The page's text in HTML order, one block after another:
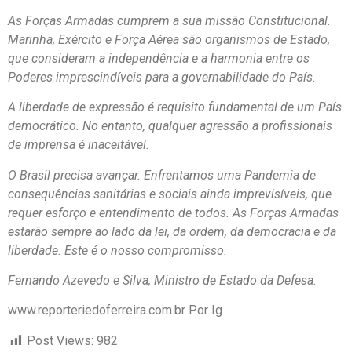
As Forças Armadas cumprem a sua missão Constitucional.
Marinha, Exército e Força Aérea são organismos de Estado,
que consideram a independência e a harmonia entre os
Poderes imprescindíveis para a governabilidade do País.
A liberdade de expressão é requisito fundamental de um País
democrático. No entanto, qualquer agressão a profissionais
de imprensa é inaceitável.
O Brasil precisa avançar. Enfrentamos uma Pandemia de
consequências sanitárias e sociais ainda imprevisíveis, que
requer esforço e entendimento de todos. As Forças Armadas
estarão sempre ao lado da lei, da ordem, da democracia e da
liberdade. Este é o nosso compromisso.
Fernando Azevedo e Silva, Ministro de Estado da Defesa.
www.reporteriedoferreira.com.br Por Ig
Post Views: 982